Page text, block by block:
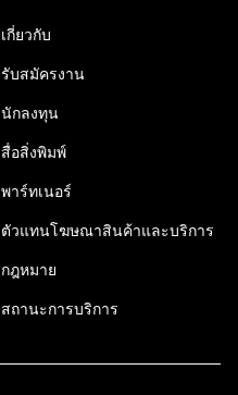
เกี่ยวกับ
รับสมัครงาน
นักลงทุน
สื่อสิ่งพิมพ์
พาร์ทเนอร์
ตัวแทนโฆษณาสินค้าและบริการ
กฎหมาย
สถานะการบริการ